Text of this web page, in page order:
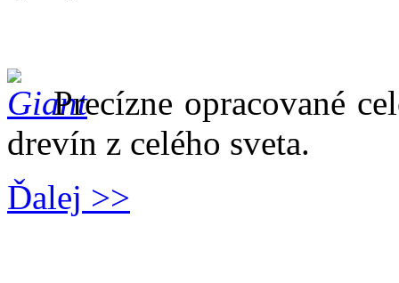
Precízne opracované
drevín z celého sveta.
Ďalej >>